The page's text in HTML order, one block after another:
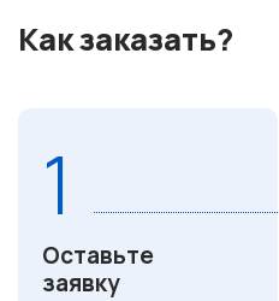
Как заказать?
1
Оставьте
заявку